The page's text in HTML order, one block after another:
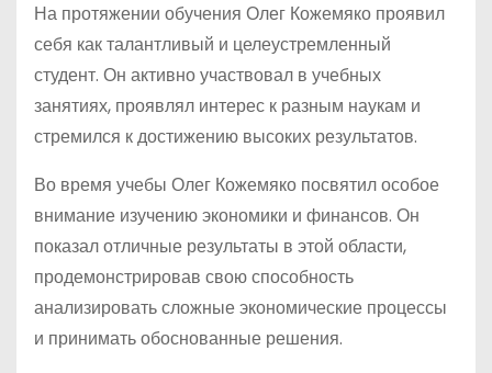
На протяжении обучения Олег Кожемяко проявил
себя как талантливый и целеустремленный
студент. Он активно участвовал в учебных
занятиях, проявлял интерес к разным наукам и
стремился к достижению высоких результатов.
Во время учебы Олег Кожемяко посвятил особое
внимание изучению экономики и финансов. Он
показал отличные результаты в этой области,
продемонстрировав свою способность
анализировать сложные экономические процессы
и принимать обоснованные решения.